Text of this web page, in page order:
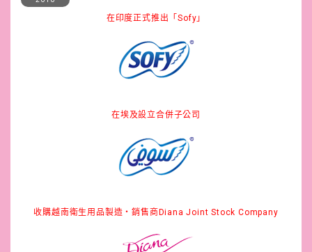
在印度正式推出「Sofy」
在埃及設立合併子公司
收購越南衛生用品製造・銷售商Diana Joint Stock Company